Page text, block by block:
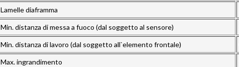
Lamelle diaframma
Min. distanza di messa a fuoco (dal soggetto al sensore)
Min. distanza di lavoro (dal soggetto all`elemento frontale)
Max. ingrandimento